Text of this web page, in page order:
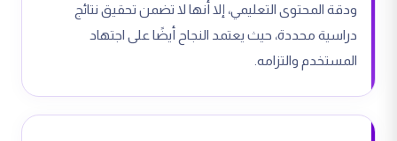
ودقة المحتوى التعليمي، إلا أنها لا تضمن تحقيق نتائج
دراسية محددة، حيث يعتمد النجاح أيضًا على اجتهاد
المستخدم والتزامه.